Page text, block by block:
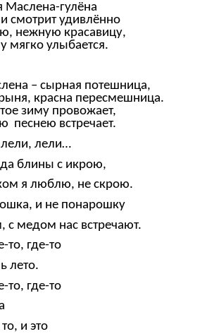
гулёна
смотрит удивлённо
нежную красавицу,
мягко улыбается.
– сырная потешница,
красна пересмешница.
зиму провожает,
песнею встречает.
лели…
блины с икрою,
я люблю, не скрою.
и не понарошку
с медом нас встречают.
то, где-то
лето.
то, где-то
и это